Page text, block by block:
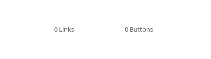
0 Links 0 Buttons